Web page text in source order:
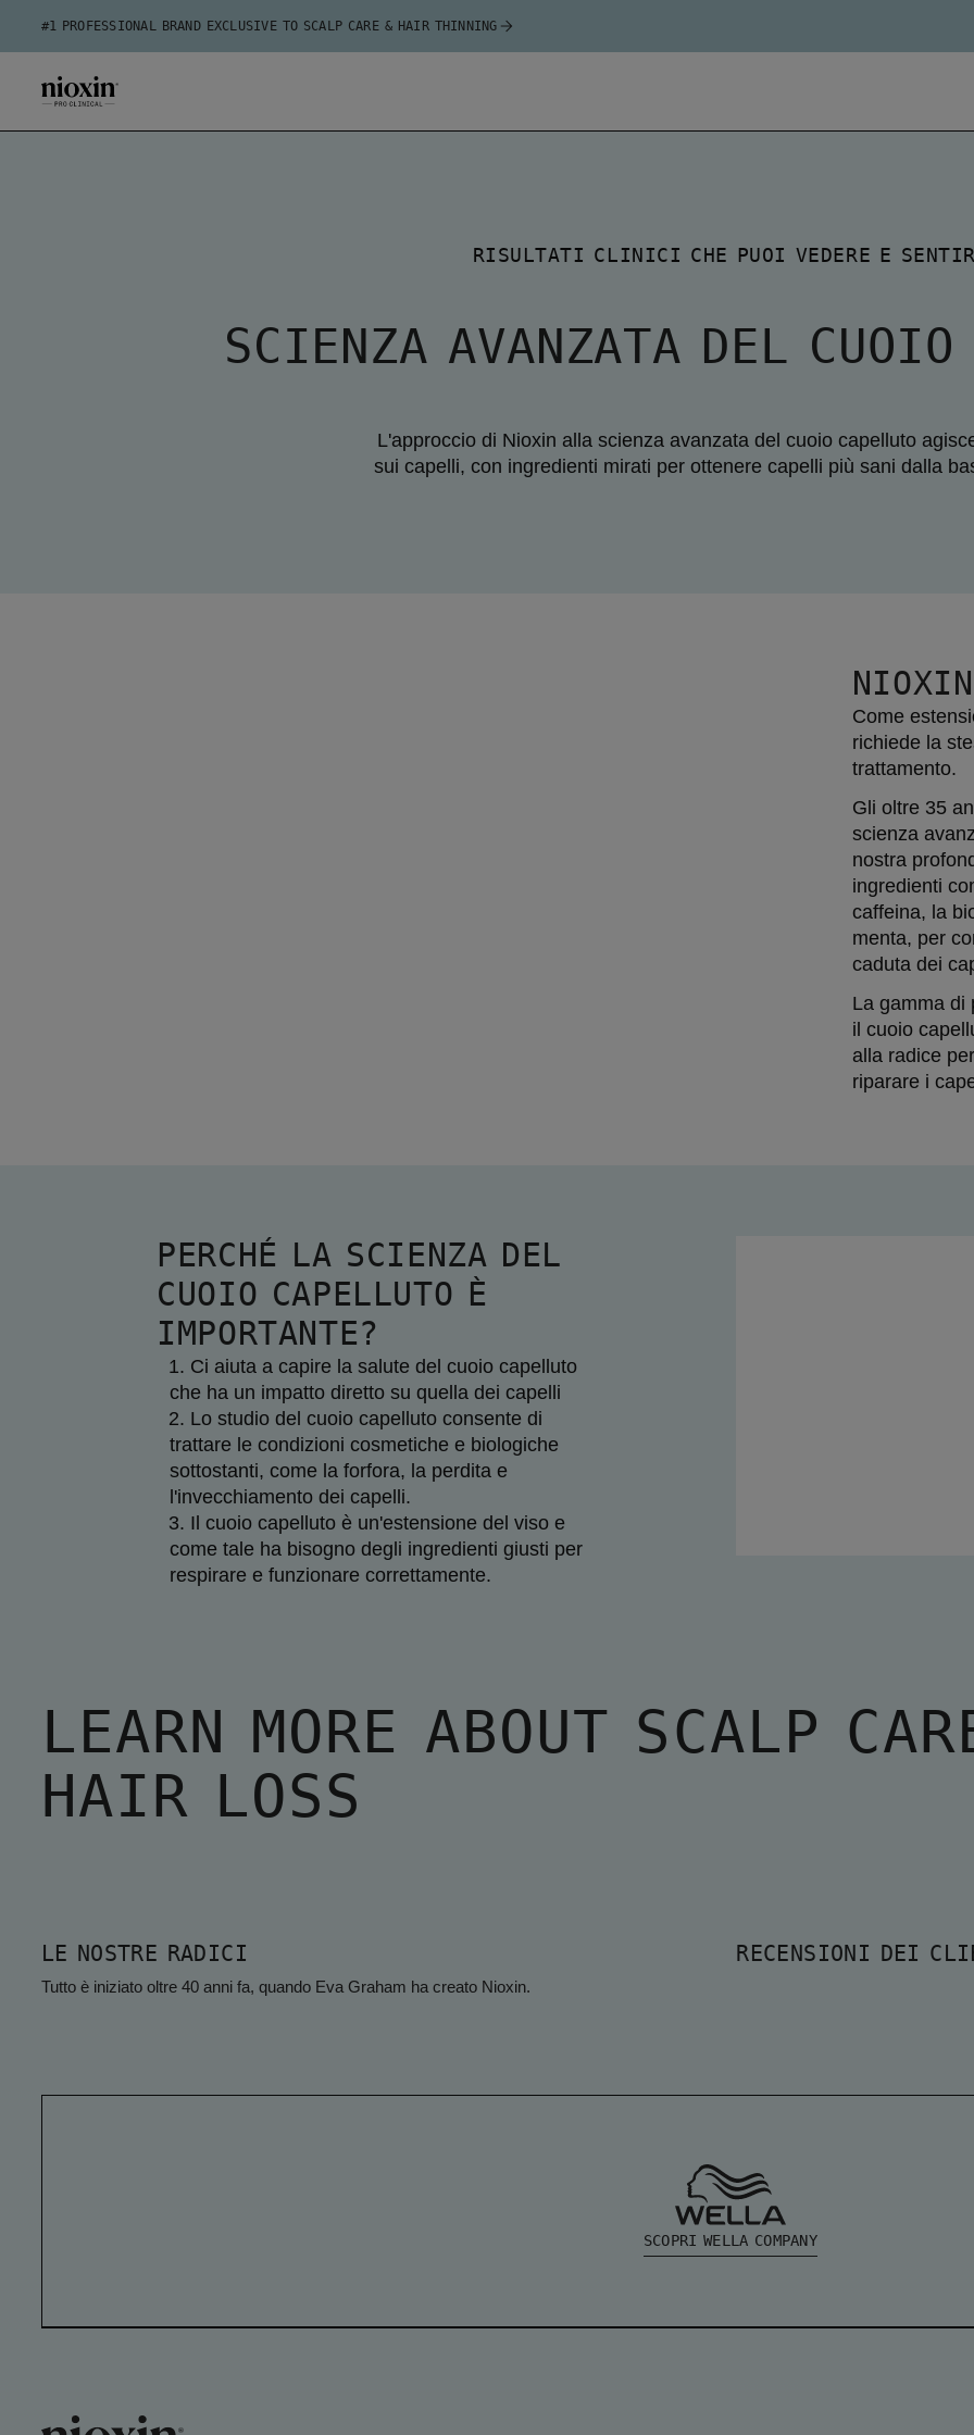
#1 PROFESSIONAL BRAND EXCLUSIVE TO SCALP CARE & HAIR THINNING
RISULTATI CLINICI CHE PUOI VEDERE E
SCIENZA AVANZATA DEL CUOIO
L'approccio di Nioxin alla scienza avanzata del cuoio capelluto
sui capelli, con ingredienti mirati per ottenere capelli più sani dalla
NIOXIN
Come
richiede la
trattamento.
Gli oltre 35
scienza
nostra
ingredienti
caffeina, la
menta, per
caduta dei
La gamma di
il cuoio
alla radice
riparare i
PERCHÉ LA SCIENZA DEL
CUOIO CAPELLUTO È
IMPORTANTE?
Ci aiuta a capire la salute del cuoio capelluto
che ha un impatto diretto su quella dei capelli
Lo studio del cuoio capelluto consente di
trattare le condizioni cosmetiche e biologiche
sottostanti, come la forfora, la perdita e
l'invecchiamento dei capelli.
Il cuoio capelluto è un'estensione del viso e
come tale ha bisogno degli ingredienti giusti per
respirare e funzionare correttamente.
LEARN MORE ABOUT SCALP
HAIR LOSS
LE NOSTRE RADICI
Tutto è iniziato oltre 40 anni fa, quando Eva Graham ha creato Nioxin.
RECENSIONI DEI
SCOPRI WELLA COMPANY